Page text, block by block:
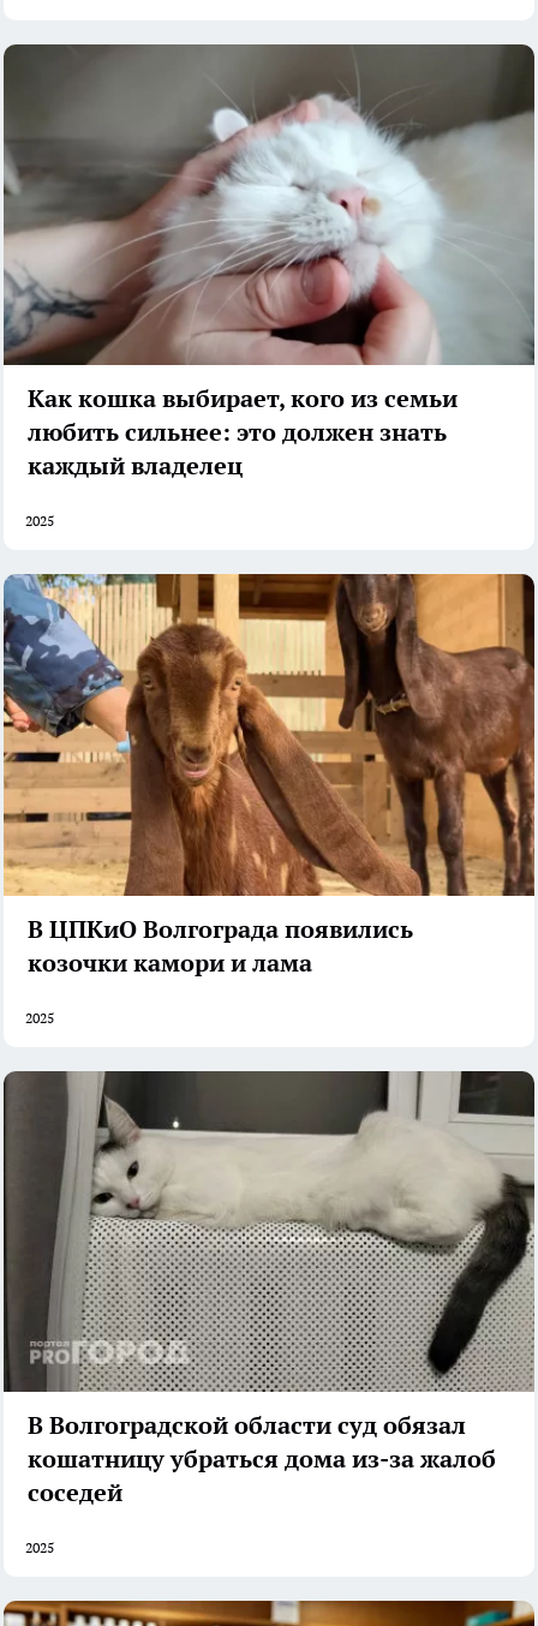
Как кошка выбирает, кого из семьи
любить сильнее: это должен знать
каждый владелец
2025
В ЦПКиО Волгограда появились
козочки камори и лама
2025
В Волгоградской области суд обязал
кошатницу убраться дома из-за жалоб
соседей
2025